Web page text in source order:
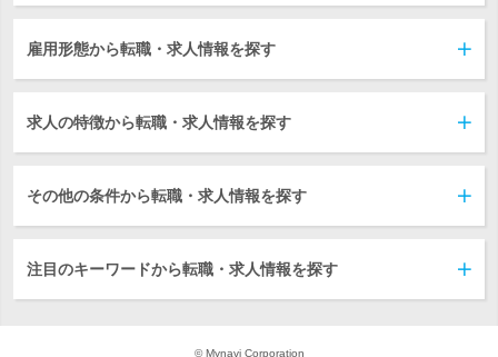
雇用形態から転職・求人情報を探す
求人の特徴から転職・求人情報を探す
その他の条件から転職・求人情報を探す
注目のキーワードから転職・求人情報を探す
© Mynavi Corporation